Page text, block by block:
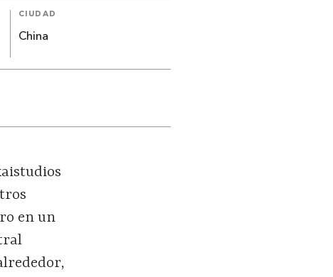
CIUDAD
China
en un